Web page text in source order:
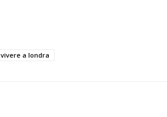
vivere a londra